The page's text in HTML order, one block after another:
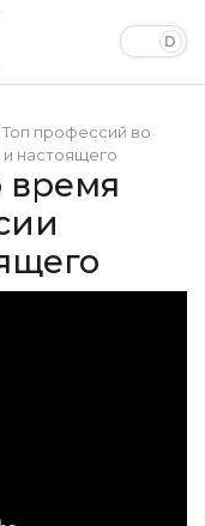
Топ профессий во
настоящего
время